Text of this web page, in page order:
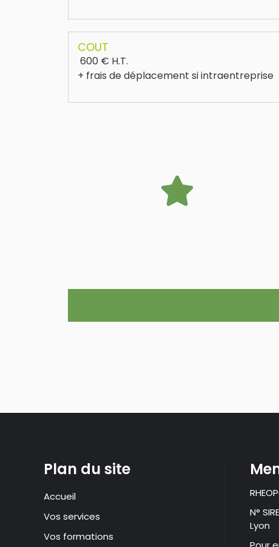
COUT
600 € H.T.
+ frais de déplacement si intraentreprise
Plan du site
Accueil
Vos services
Vos formations
N°
Lyon